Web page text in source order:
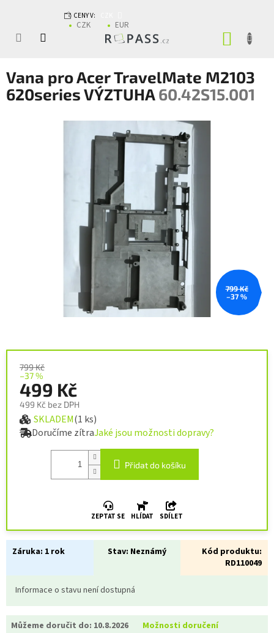
CENY V:
CZK EUR
Vana pro Acer TravelMate M2103
620series VÝZTUHA60.42S15.001
799 Kč
–37 %
799 Kč
–37 %
499 Kč
499 Kč bez DPH
Měrná cena:
SKLADEM(1 ks)
Doručíme zítraJaké jsou možnosti dopravy?
Přidat do košíku
ZEPTAT SE HLÍDAT SDÍLET
Záruka: 1 rok Stav: Neznámý
Kód produktu:
RD110049
Informace o stavu není dostupná
Můžeme doručit do: 10.8.2026 Možnosti doručení